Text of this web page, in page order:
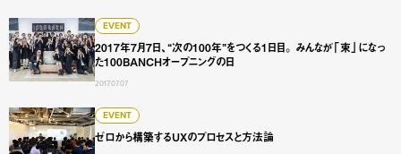
EVENT
2017年7月7日、“次の100年”をつくる1日目。 みんなが「束」になっ
た100BANCHオープニングの日
2017.07.07
2017年7月7日、“次の100年”をつくる1日目。 みんなが「
EVENT
ゼロから構築するUXのプロセスと方法論
ゼロから構築するUXのプロセスと方法論